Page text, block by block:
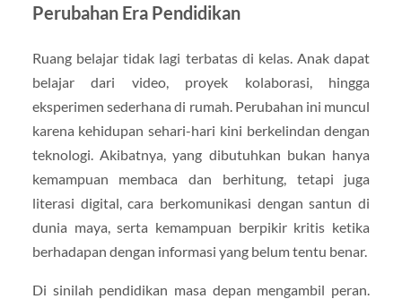
Perubahan Era Pendidikan
Ruang belajar tidak lagi terbatas di kelas. Anak dapat
belajar dari video, proyek kolaborasi, hingga
eksperimen sederhana di rumah. Perubahan ini muncul
karena kehidupan sehari-hari kini berkelindan dengan
teknologi. Akibatnya, yang dibutuhkan bukan hanya
kemampuan membaca dan berhitung, tetapi juga
literasi digital, cara berkomunikasi dengan santun di
dunia maya, serta kemampuan berpikir kritis ketika
berhadapan dengan informasi yang belum tentu benar.
Di sinilah pendidikan masa depan mengambil peran.